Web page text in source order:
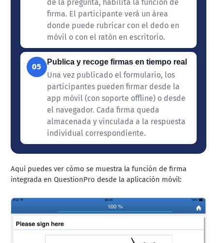
de la pregunta, habilita la función de
firma. El participante verá un área
donde puede rubricar con el dedo en
móvil o con el ratón en escritorio.
05
Publica y recoge firmas en tiempo real
Una vez publicado el formulario, los
participantes pueden firmar desde la
app móvil (con soporte offline) o desde
el navegador. Cada firma queda
almacenada y vinculada a la respuesta
individual correspondiente.
Aquí puedes ver cómo se muestra la función de firma
integrada en QuestionPro desde la aplicación móvil: